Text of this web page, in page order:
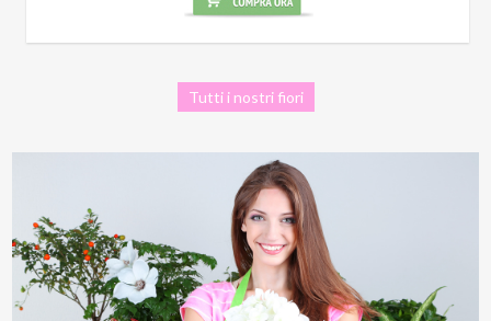
Tutti i nostri fiori